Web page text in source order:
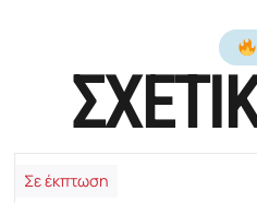
Σε έκπτωση